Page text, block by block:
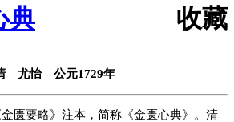
典 收藏
尤怡 公元1729年
金匮要略》注本，简称《金匮心典》。清